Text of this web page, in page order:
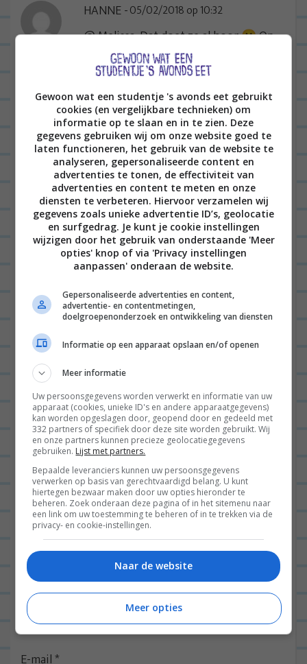
v
i
HANNE 05/02/2018 op 10:32
@ Melissa: Dat doet ze al hoor 🙂 Op
de titelfoto zie je een aantal tags
waaronder een score (in dit geval 3
sterren).
BEANTWOORDEN
MELISSA 02/02/2018 op 13:40
Is het een idee om scores te gaan
geven aan de recepten die je deelt?
Met sterren ofzo? Als je dan een
recept zoekt kun je meteen zien of
een mwah-recept dat meer geschikt
is voor als je niets anders dan die
ingrediënten in huis hebt :)?
BEANTWOORDEN
Laat een reactie achter
Het e-mailadres wordt niet gepubliceerd.Vereiste
velden zijn gemarkeerd met*
Naam*
Gewoon wat een studentje 's avonds eet gebruikt
cookies (en vergelijkbare technieken) om
informatie op te slaan en in te zien. Deze
gegevens gebruiken wij om onze website goed te
laten functioneren, het gebruik van de website te
analyseren, gepersonaliseerde content en
advertenties te tonen, de effectiviteit van
advertenties en content te meten en onze
diensten te verbeteren. Hiervoor verzamelen wij
gegevens zoals unieke advertentie ID’s, geolocatie
en surfgedrag. Je kunt je cookie instellingen
wijzigen door het gebruik van onderstaande 'Meer
opties' knop of via 'Privacy instellingen
aanpassen' onderaan de website.
Gepersonaliseerde advertenties en content,
advertentie- en contentmetingen,
doelgroepenonderzoek en ontwikkeling van diensten
Informatie op een apparaat opslaan en/of openen
Meer informatie
Uw persoonsgegevens worden verwerkt en informatie van uw
apparaat (cookies, unieke ID's en andere apparaatgegevens)
kan worden opgeslagen door, geopend door en gedeeld met
332 partners of specifiek door deze site worden gebruikt. Wij
en onze partners kunnen precieze geolocatiegegevens
gebruiken. Lijst met partners.
Bepaalde leveranciers kunnen uw persoonsgegevens
verwerken op basis van gerechtvaardigd belang. U kunt
hiertegen bezwaar maken door uw opties hieronder te
beheren. Zoek onderaan deze pagina of in het sitemenu naar
een link om uw toestemming te beheren of in te trekken via de
privacy- en cookie-instellingen.
Naar de website
Meer opties